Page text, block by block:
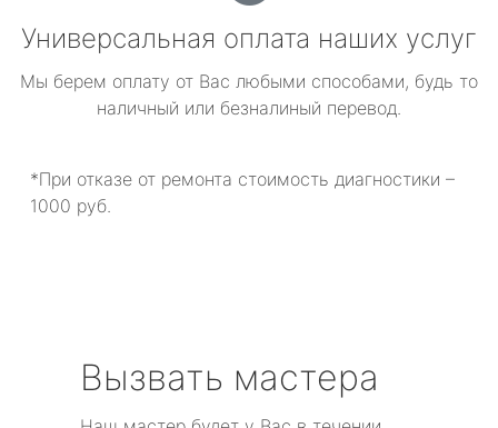
Универсальная оплата наших услуг
Мы берем оплату от Вас любыми способами, будь то
наличный или безналиный перевод.
*При отказе от ремонта стоимость диагностики –
1000 руб.
Вызвать мастера